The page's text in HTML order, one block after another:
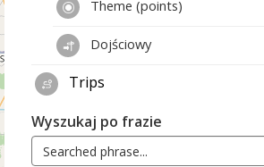
Theme (points)
Dojściowy
Trips
Wyszukaj po frazie